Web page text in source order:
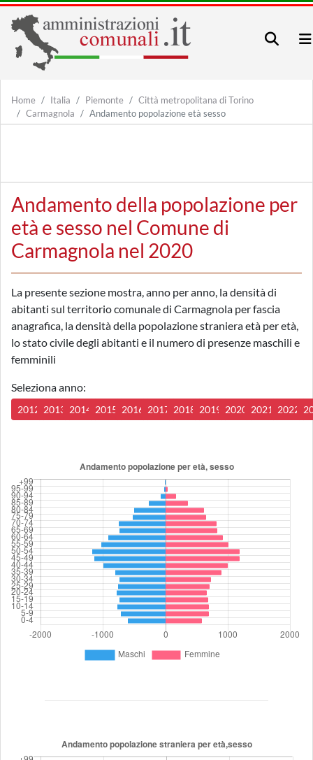
Home Italia Piemonte
Città metropolitana di Torino
Carmagnola
Andamento popolazione età sesso
Andamento della popolazione per
età e sesso nel Comune di
Carmagnola nel 2020
La presente sezione mostra, anno per anno, la densità di
abitanti sul territorio comunale di Carmagnola per fascia
anagrafica, la densità della popolazione straniera età per età,
lo stato civile degli abitanti e il numero di presenze maschili e
femminili
Seleziona anno:
2012 2013 2014 2015 2016 2017 2018 2019 2020 2021 2022